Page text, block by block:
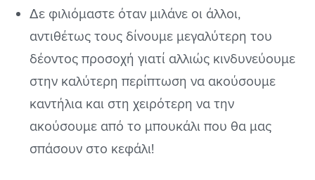
Δε φιλιόμαστε όταν μιλάνε οι άλλοι,
αντιθέτως τους δίνουμε μεγαλύτερη του
δέοντος προσοχή γιατί αλλιώς κινδυνεύουμε
στην καλύτερη περίπτωση να ακούσουμε
καντήλια και στη χειρότερη να την
ακούσουμε από το μπουκάλι που θα μας
σπάσουν στο κεφάλι!